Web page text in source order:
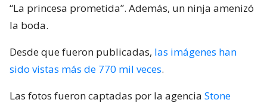
“La princesa prometida”. Además, un ninja amenizó
la boda.
Desde que fueron publicadas, las imágenes han
sido vistas más de 770 mil veces.
Las fotos fueron captadas por la agencia Stone